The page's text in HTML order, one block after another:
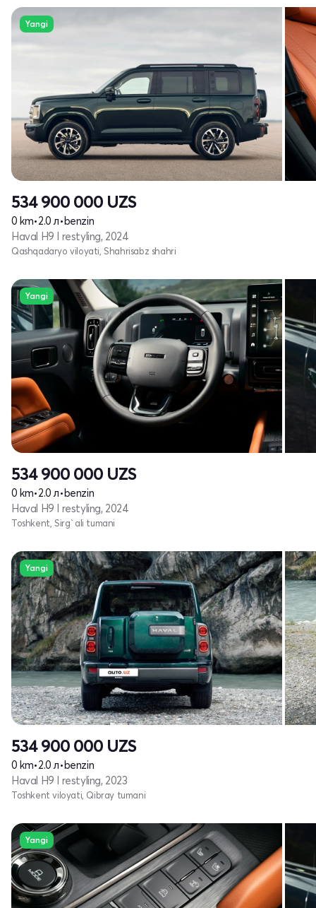
Yangi
534 900 000 UZS
0 km•2.0 л•benzin
Haval H9 I restyling, 2024
Qashqadaryo viloyati, Shahrisabz shahri
Yangi
534 900 000 UZS
0 km•2.0 л•benzin
Haval H9 I restyling, 2024
Toshkent, Sirg`ali tumani
Yangi
534 900 000 UZS
0 km•2.0 л•benzin
Haval H9 I restyling, 2023
Toshkent viloyati, Qibray tumani
Yangi